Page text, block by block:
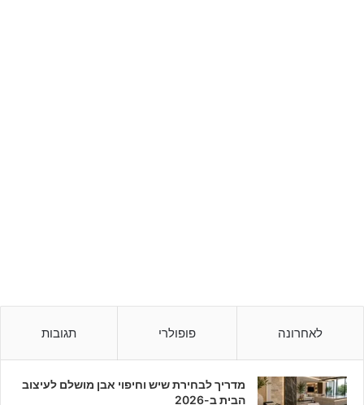
לאחרונה פופולרי תגובות
מדריך לבחירת שיש וחיפוי אבן מושלם לעיצוב
הבית ב-2026